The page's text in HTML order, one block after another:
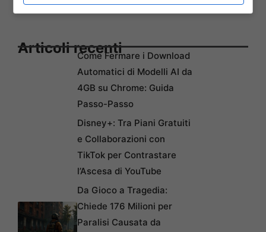
Articoli recentiCome Fermare i Download
Automatici di Modelli AI da
4GB su Chrome: Guida
Passo-Passo
Disney+: Tra Piani Gratuiti
e Collaborazioni con
TikTok per Contrastare
l’Ascesa di YouTube
Da Gioco a Tragedia:
Chiede 176 Milioni per
Paralisi Causata da